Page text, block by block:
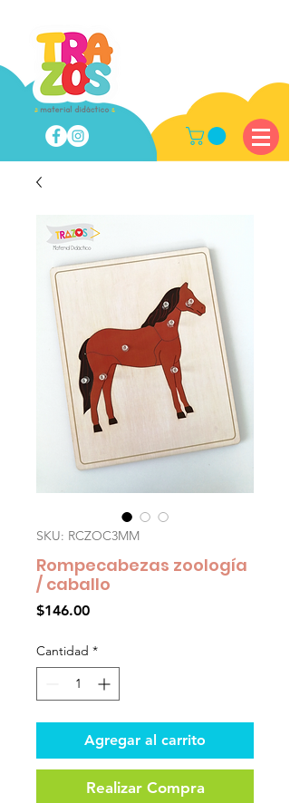
SKU: RCZOC3MM
Rompecabezas zoología
/ caballo
$146.00Precio
Cantidad *
Agregar al carrito
Realizar Compra